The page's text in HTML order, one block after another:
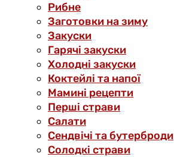
Рибне
Заготовки на зиму
Закуски
Гарячі закуски
Холодні закуски
Коктейлі та напої
Мамині рецепти
Перші страви
Салати
Сендвічі та бутерброди
Солодкі страви